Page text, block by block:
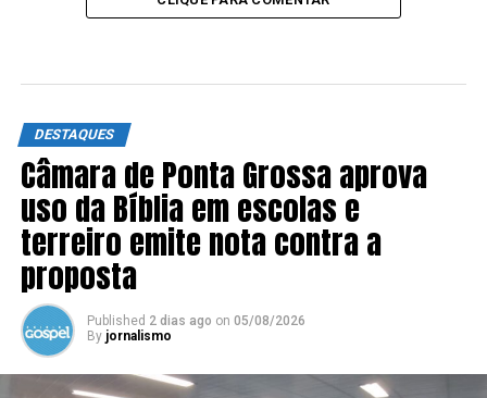
DESTAQUES
Câmara de Ponta Grossa aprova
uso da Bíblia em escolas e
terreiro emite nota contra a
proposta
Published 2 dias ago on 05/08/2026
By jornalismo